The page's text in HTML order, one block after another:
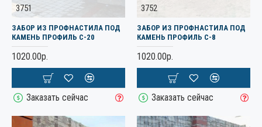
3751
ЗАБОР ИЗ ПРОФНАСТИЛА ПОД
КАМЕНЬ ПРОФИЛЬ С-20
1020.00р.
Заказать сейчас
3752
ЗАБОР ИЗ ПРОФНАСТИЛА ПОД
КАМЕНЬ ПРОФИЛЬ С-8
1020.00р.
Заказать сейчас